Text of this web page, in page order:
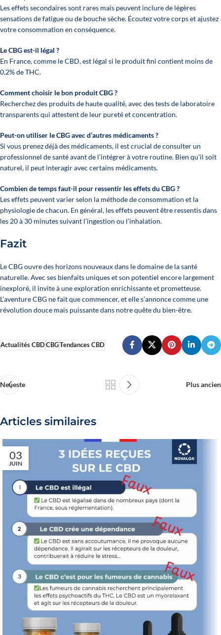
Les effets secondaires sont rares mais peuvent inclure de légères
sensations de fatigue ou de bouche sèche. Écoutez votre corps et ajustez
votre consommation en conséquence.
Le CBG est-il légal ?
En France, comme le CBD, est légal si le produit fini contient moins de
0,2% de THC.
Comment choisir le bon produit CBG ?
Recherchez des produits de haute qualité, avec des tests de laboratoire
transparents qui attestent de leur pureté et concentration.
Peut-on utiliser le CBG avec d’autres médicaments ?
Si vous prenez déjà des médicaments, il est crucial de consulter un
professionnel de santé avant de l’intégrer à votre routine. Bien qu’il soit
naturel, il peut interagir avec certains médicaments.
Combien de temps faut-il pour ressentir les effets du CBG ?
Les effets peuvent varier selon la méthode de consommation et la
physiologie de chacun. En général, les effets peuvent être ressentis dans
les 20 à 30 minutes suivant l’ingestion ou l’inhalation.
Fazit
Le CBG ouvre des horizons nouveaux dans le domaine de la santé
naturelle. Avec ses bienfaits uniques et son potentiel encore largement
inexploré, il invite à une exploration enrichissante et prometteuse.
L’aventure CBG ne fait que commencer, et elle s’annonce comme une
révolution douce mais puissante dans notre quête du bien-être.
Actualités CBDCBGTendances CBD
Neueste Plus ancien
Articles similaires
03
JUIN